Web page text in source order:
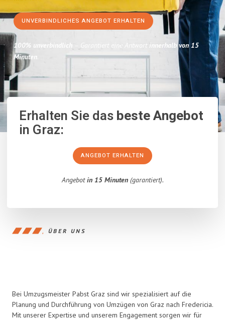
UNVERBINDLICHES ANGEBOT ERHALTEN
100% unverbindlich – Garantiert eine Antwort innerhalb von 15
Minuten.
Erhalten Sie dasbeste Angebot
in Graz:
ANGEBOT ERHALTEN
Angebotin 15 Minuten(garantiert).
ÜBER UNS
Bei Umzugsmeister Pabst Graz sind wir spezialisiert auf die
Planung und Durchführung von Umzügen von Graz nach Fredericia.
Mit unserer Expertise und unserem Engagement sorgen wir für